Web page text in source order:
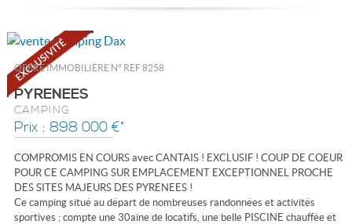
OFFRE IMMOBILIÈRE N° REF 8258
PYRENEES
CAMPING
Prix : 898 000 €*
COMPROMIS EN COURS avec CANTAIS ! EXCLUSIF ! COUP DE COEUR
POUR CE CAMPING SUR EMPLACEMENT EXCEPTIONNEL PROCHE
DES SITES MAJEURS DES PYRENEES !
Ce camping situé au départ de nombreuses randonnées et activités
sportives ; compte une 30aine de locatifs, une belle PISCINE chauffée et